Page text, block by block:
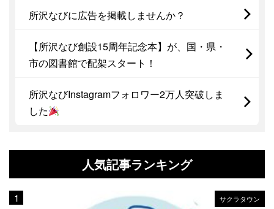
所沢なびに広告を掲載しませんか？
【所沢なび創設15周年記念本】が、国・県・
市の図書館で配架スタート！
所沢なびInstagramフォロワー2万人突破しま
した
人気記事ランキング
サクラタウン